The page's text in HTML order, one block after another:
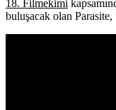
18. Filmekimi
buluşacak olan